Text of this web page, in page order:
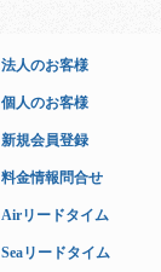
法人のお客様
個人のお客様
新規会員登録
料金情報問合せ
Airリードタイム
Seaリードタイム